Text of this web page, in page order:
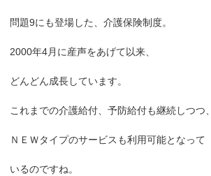
問題9にも登場した、介護保険制度。
2000年4月に産声をあげて以来、
どんどん成長しています。
これまでの介護給付、予防給付も継続しつつ、
ＮＥＷタイプのサービスも利用可能となって
いるのですね。